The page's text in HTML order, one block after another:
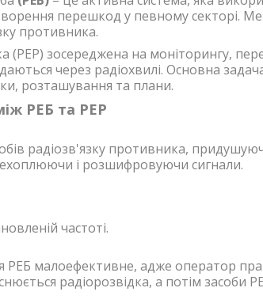
перешкод у певному секторі.
противника.
(РЕР) зосереджена на моніторингу,
через радіохвилі. Основна
розташування та плани.
РЕБ та РЕР
радіозв'язку противника,
і розшифровуючи сигнали.
частоті.
РЕБ малоефективне, адже оператор
радіорозвідка, а потім засоби